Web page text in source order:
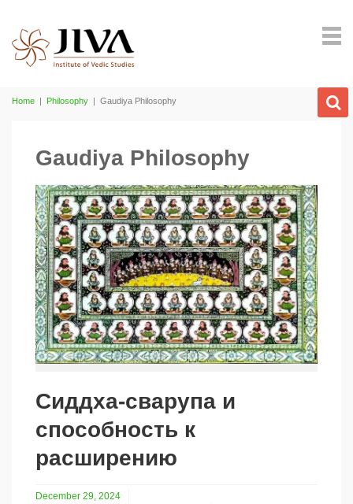
Home | Philosophy | Gaudiya Philosophy
Gaudiya Philosophy
Сиддха-сварупа и
способность к
расширению
December 29, 2024